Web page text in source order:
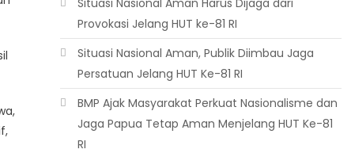
Situasi Nasional Aman Harus Dijaga dari
Provokasi Jelang HUT ke-81 RI
Situasi Nasional Aman, Publik Diimbau Jaga
Persatuan Jelang HUT Ke-81 RI
BMP Ajak Masyarakat Perkuat Nasionalisme dan
Jaga Papua Tetap Aman Menjelang HUT Ke-81
RI